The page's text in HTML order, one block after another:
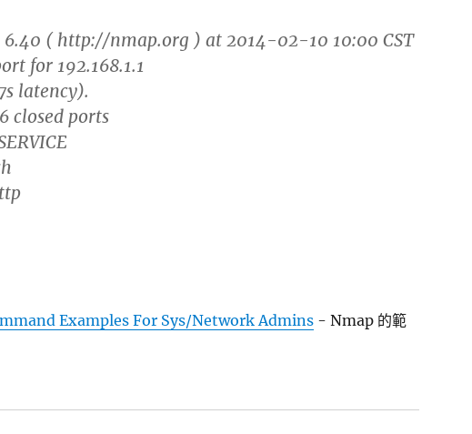
( http://nmap.org ) at 2014-02-10 10:00 CST
for 192.168.1.1
latency).
closed ports
Examples For Sys/Network Admins- Nmap 的範